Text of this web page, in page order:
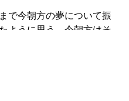
で今朝方の夢について振
ように思う。今朝方はそ